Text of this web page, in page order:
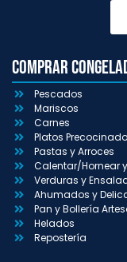
Comprar
Pescados
Mariscos
Carnes
Platos
Pastas y Arroces
Calentar/Hornear
Verduras y
Ahumados y
Pan y Bollería
Helados
Repostería